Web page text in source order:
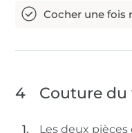
4 Couture du
Les deux